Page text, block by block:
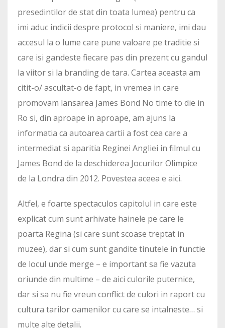
presedintilor de stat din toata lumea) pentru ca
imi aduc indicii despre protocol si maniere, imi dau
accesul la o lume care pune valoare pe traditie si
care isi gandeste fiecare pas din prezent cu gandul
la viitor si la branding de tara. Cartea aceasta am
citit-o/ ascultat-o de fapt, in vremea in care
promovam lansarea James Bond No time to die in
Ro si, din aproape in aproape, am ajuns la
informatia ca autoarea cartii a fost cea care a
intermediat si aparitia Reginei Angliei in filmul cu
James Bond de la deschiderea Jocurilor Olimpice
de la Londra din 2012. Povestea aceea e aici.
Altfel, e foarte spectaculos capitolul in care este
explicat cum sunt arhivate hainele pe care le
poarta Regina (si care sunt scoase treptat in
muzee), dar si cum sunt gandite tinutele in functie
de locul unde merge – e important sa fie vazuta
oriunde din multime – de aici culorile puternice,
dar si sa nu fie vreun conflict de culori in raport cu
cultura tarilor oamenilor cu care se intalneste… si
multe alte detalii.